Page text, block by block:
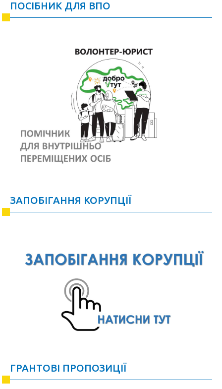
ПОСІБНИК ДЛЯ ВПО
ЗАПОБІГАННЯ КОРУПЦІЇ
ГРАНТОВІ ПРОПОЗИЦІЇ